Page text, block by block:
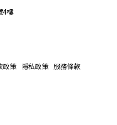
4樓
政策 隱私政策 服務條款